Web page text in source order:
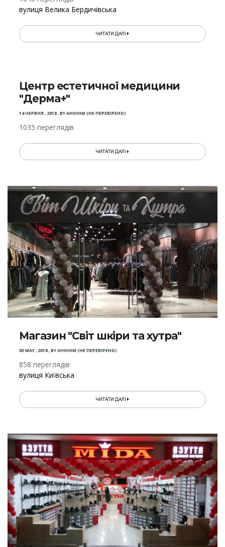
вулиця Велика Бердичівська
ЧИТАТИ ДАЛІ
Центр естетичної медицини
"Дерма+"
14 ЧЕРВНЯ , 2018,BYАНОНІМ (НЕ ПЕРЕВІРЕНО)
1035 переглядів
ЧИТАТИ ДАЛІ
Магазин "Світ шкіри та хутра"
03 MAY , 2018,BYАНОНІМ (НЕ ПЕРЕВІРЕНО)
858 переглядів
вулиця Київська
ЧИТАТИ ДАЛІ